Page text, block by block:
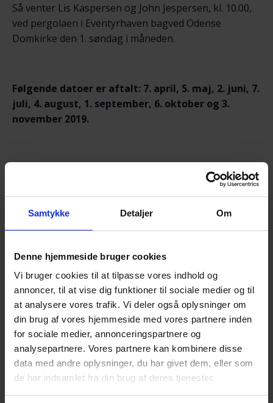
Samtykke Detaljer Om
Denne hjemmeside bruger cookies
Vi bruger cookies til at tilpasse vores indhold og
annoncer, til at vise dig funktioner til sociale medier og til
at analysere vores trafik. Vi deler også oplysninger om
din brug af vores hjemmeside med vores partnere inden
for sociale medier, annonceringspartnere og
analysepartnere. Vores partnere kan kombinere disse
data med andre oplysninger, du har givet dem, eller som
de har indsamlet fra din brug af deres tjenester.
Så venter Lis Kaspersen og John Jespersen, kl. 10.00,
ved pergolaen i Eventyrhaven bagved Odense
Domkirke den 1. søndag i måneden.
Følgende datoer er aftalt: 7. april, 5. maj, 2. juni, 7.
juli, 4. august, 1. september, 6. oktober og 3.
november 2019.
Vi forventer at turen slutter ca. kl. 12.00. Hvis der er
stemning for det, kan turen afsluttes over en kop
kaffe eller andet for egen regning på en af byens
cafeer.
Vi har begge mistet ved selvmord (Lis – ægtefælle, og
John – voksen søn)
Alle er velkomne!
Det der bliver talt om er i fortrolighed mellem
deltagerne.